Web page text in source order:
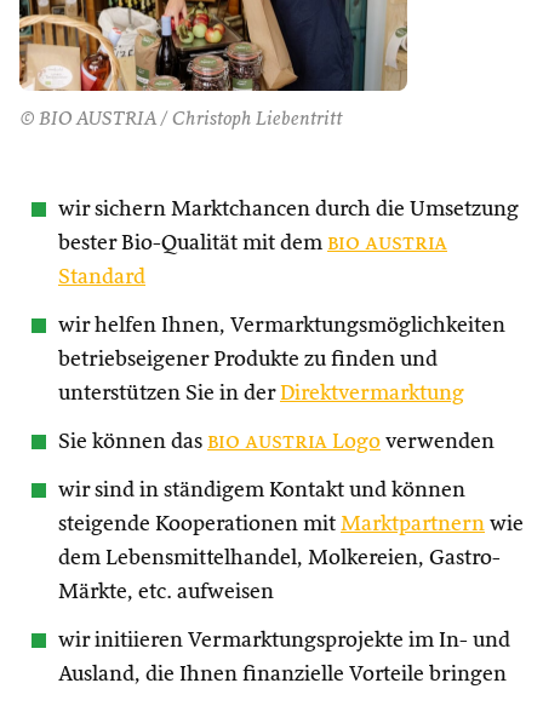
© BIO AUSTRIA / Christoph Liebentritt
wir sichern Marktchancen durch die Umsetzung
bester Bio-Qualität mit dem bio austria
Standard
wir helfen Ihnen, Vermarktungsmöglichkeiten
betriebseigener Produkte zu finden und
unterstützen Sie in derDirektvermarktung
Sie können das bio austria Logo verwenden
wir sind in ständigem Kontakt und können
steigende Kooperationen mit Marktpartnern wie
dem Lebensmittelhandel, Molkereien, Gastro-
Märkte, etc. aufweisen
wir initiieren Vermarktungsprojekte im In- und
Ausland, die Ihnen finanzielle Vorteile bringen